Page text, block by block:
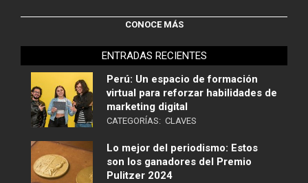
CONOCE MÁS
ENTRADAS RECIENTES
Perú: Un espacio de formación
virtual para reforzar habilidades de
marketing digital
CATEGORÍAS: CLAVES
Lo mejor del periodismo: Estos
son los ganadores del Premio
Pulitzer 2024